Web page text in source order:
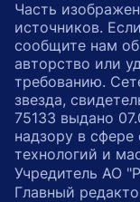
Часть
источников.
сообщите нам
авторство или
требованию.
звезда,
75133 выдано
надзору в
технологий и
Учредитель АО
Главный